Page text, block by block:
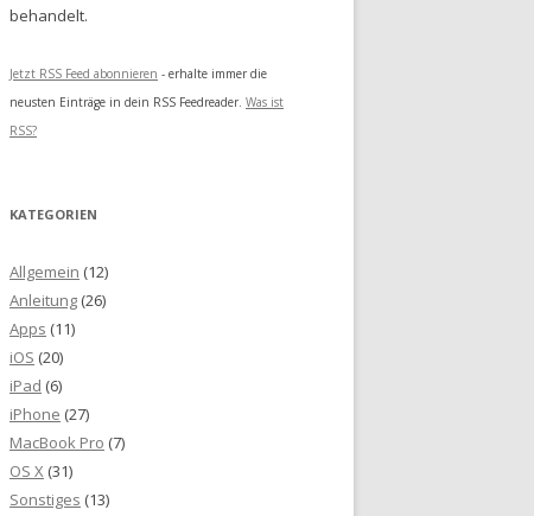
behandelt.
Jetzt RSS Feed abonnieren - erhalte immer die
neusten Einträge in dein RSS Feedreader. Was ist
RSS?
KATEGORIEN
Allgemein (12)
Anleitung (26)
Apps (11)
iOS (20)
iPad (6)
iPhone (27)
MacBook Pro (7)
OS X (31)
Sonstiges (13)